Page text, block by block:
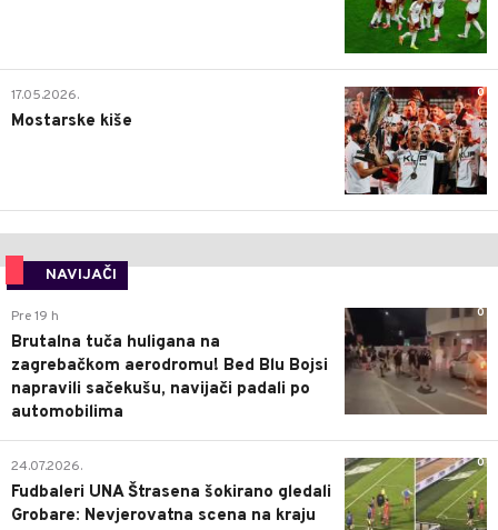
0
17.05.2026.
Mostarske kiše
NAVIJAČI
0
Pre 19 h
Brutalna tuča huligana na
zagrebačkom aerodromu! Bed Blu Bojsi
napravili sačekušu, navijači padali po
automobilima
0
24.07.2026.
Fudbaleri UNA Štrasena šokirano gledali
Grobare: Nevjerovatna scena na kraju